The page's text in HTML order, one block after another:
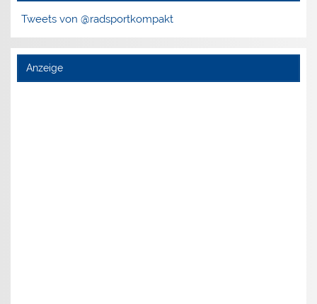
Tweets von @radsportkompakt
Anzeige